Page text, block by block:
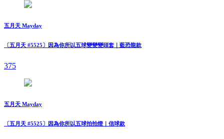
五月天 Mayday
〔五月天 #5525〕因為你所以五球變變變頭套｜藍恐龍款
375
五月天 Mayday
〔五月天 #5525〕因為你所以五球拍拍燈｜信球款